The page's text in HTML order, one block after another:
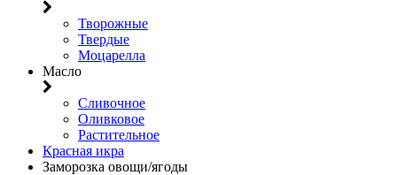
Творожные
Твердые
Моцарелла
Масло
Сливочное
Оливковое
Растительное
Красная икра
Заморозка овощи/ягоды